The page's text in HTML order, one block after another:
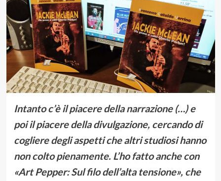
Intanto c’è il piacere della narrazione (…) e
poi il piacere della divulgazione, cercando di
cogliere degli aspetti che altri studiosi hanno
non colto pienamente. L’ho fatto anche con
«Art Pepper: Sul filo dell’alta tensione», che